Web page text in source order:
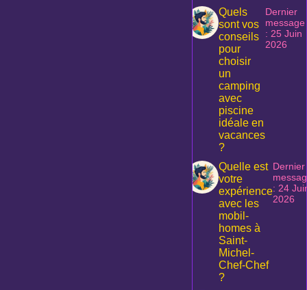
Quels
sont vos
conseils
pour
choisir
un
camping
avec
piscine
idéale en
vacances
?
Dernier
message
: 25 Juin
2026
Quelle est
votre
expérience
avec les
mobil-
homes à
Saint-
Michel-
Chef-Chef
?
Dernier
: 24
2026